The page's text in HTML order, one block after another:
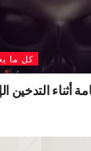
كل ما
أثناء التدخين